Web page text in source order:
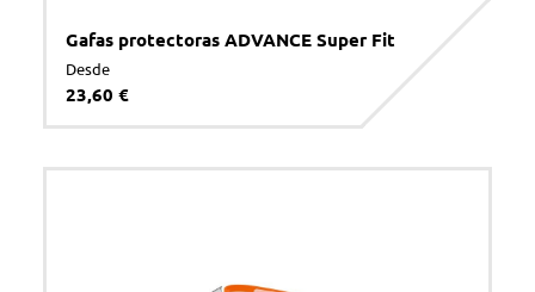
Gafas protectoras ADVANCE Super Fit
Desde
23,60 €